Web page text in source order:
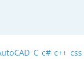
C c# c++ css